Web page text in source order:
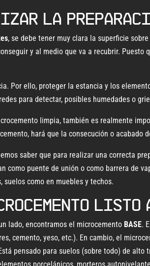
la
, se debe tener muy clara la superficie
y al medio que va a recubrir. Puesto
Por ello, proteger la estancia y los
para detectar, posibles humedades o
limpia, también es realmente
hará que la consecución o acabado
saber que para realizar una correcta
como puente de unión o como barrera de
como en muebles y techos.
listo
lado, encontramos el microcemento BASE.
cemento, yeso, etc.). En cambio, el
pensado para suelos (sobre todo) de
porcelánicos, morteros